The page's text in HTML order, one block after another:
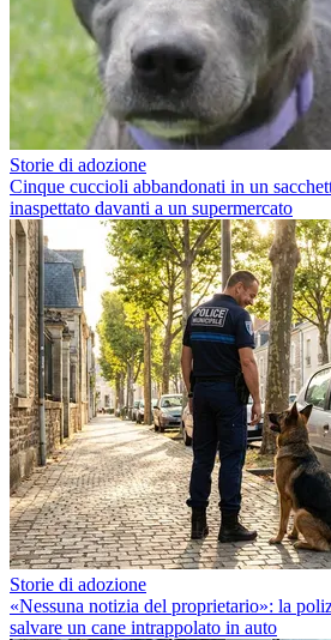
Storie di adozione
Cinque cuccioli abbandonati in un
inaspettato davanti a un supermercato
Storie di adozione
«Nessuna notizia del proprietario»: la
salvare un cane intrappolato in auto